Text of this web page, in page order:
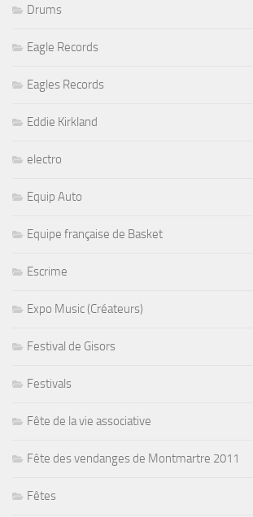
Drums
Eagle Records
Eagles Records
Eddie Kirkland
electro
Equip Auto
Equipe française de Basket
Escrime
Expo Music (Créateurs)
Festival de Gisors
Festivals
Fête de la vie associative
Fête des vendanges de Montmartre 2011
Fêtes